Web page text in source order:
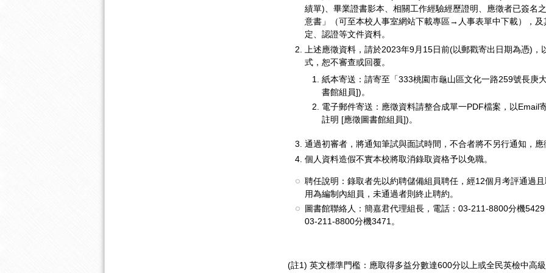
績單)、畢業證書影本、相關工作經驗經歷證明、應徵者已簽名
意書」（可至本校人事室網站下載專區→人事表單中下載），
定、認證等文件資料。
上述應徵資料，請於2023年9月15日前(以郵戳寄出日期為憑)
式，恕不審查或回覆。
紙本寄送：請寄至「333桃園市龜山區文化一路259號長庚
書館組員])。
電子郵件寄送：應徵資料請整合成單一PDF檔案，以Email
註明 [應徵圖書館組員])。
通過初審者，將通知筆試與面試時間，不合者將不另行通知，
個人資料造假不實本校將取消錄取資格予以免職。
聘任說明：錄取者先以約聘儲備組員聘任，經12個月考評通過
用為編制內組員，未通過者則終止聘約。
圖書館聯絡人：簡嘉君代理組長，電話：03-211-8800分機
03-211-8800分機3471。
(註1) 英文標準門檻：應取得多益分數達600分以上或全民英檢中高